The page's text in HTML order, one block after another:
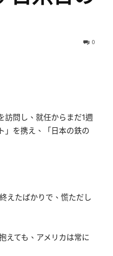
0
訪問し、就任からまだ1週
」を携え、「日本の鉄の
えたばかりで、慌ただし
えても、アメリカは常に